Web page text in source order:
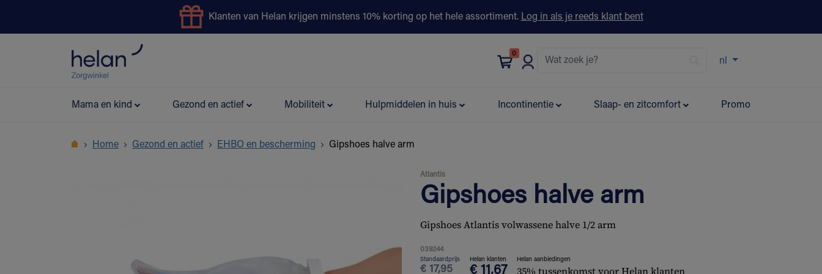
Klanten van Helan krijgen minstens 10% korting op het hele assortiment. Log in als je reeds klant bent
0
nl
Mama en kind Gezond en actief Mobiliteit Hulpmiddelen in huis Incontinentie Slaap- en zitcomfort Promo
Home Gezond en actief EHBO en bescherming Gipshoes halve arm
Atlantis
Gipshoes halve arm
Gipshoes Atlantis volwassene halve 1/2 arm
039244
Standaardprijs
€ 17,95
Helan klanten
€ 11,67
Helan aanbiedingen
35% tussenkomst voor Helan klanten